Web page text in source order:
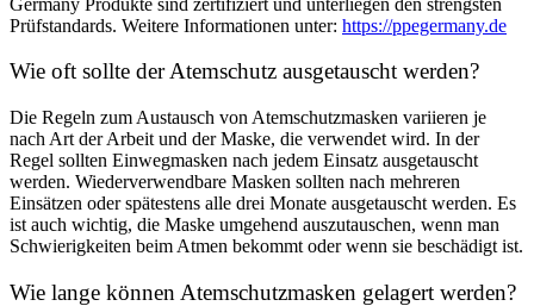
Prüfstandards. Weitere Informationen unter: https://ppegermany.de
Wie oft sollte der Atemschutz ausgetauscht werden?
Die Regeln zum Austausch von Atemschutzmasken variieren je
nach Art der Arbeit und der Maske, die verwendet wird. In der
Regel sollten Einwegmasken nach jedem Einsatz ausgetauscht
werden. Wiederverwendbare Masken sollten nach mehreren
Einsätzen oder spätestens alle drei Monate ausgetauscht werden. Es
ist auch wichtig, die Maske umgehend auszutauschen, wenn man
Schwierigkeiten beim Atmen bekommt oder wenn sie beschädigt ist.
Wie lange können Atemschutzmasken gelagert werden?